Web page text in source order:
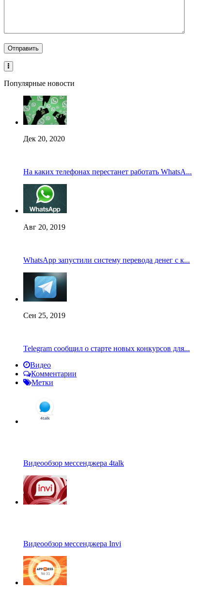
Популярные новости
Дек 20, 2020
На каких телефонах перестанет работать WhatsA...
Авг 20, 2019
WhatsApp запустили систему перевода денег с к...
Сен 25, 2019
Telegram сообщил о старте новых конкурсов для...
Видео
Комментарии
Метки
Видеообзор мессенджера 4talk
Видеообзор мессенджера Invi